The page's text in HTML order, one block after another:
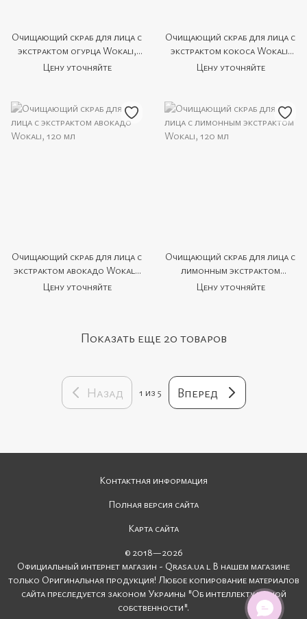
Очищающий скраб для лица с
экстрактом огурца Wokali,
120 мл
Цену уточняйте
Очищающий скраб для лица с
экстрактом кокоса Wokali,
120 мл
Цену уточняйте
Очищающий скраб для лица с
экстрактом авокадо Wokali,
120 мл
Цену уточняйте
Очищающий скраб для лица с
лимонным экстрактом
Wokali, 120 мл
Цену уточняйте
Показать еще 20 товаров
Назад 1 из 5 Вперед
Контактная информация
Полная версия сайта
Карта сайта
© 2018—2026
Официальный интернет магазин - Qrasa.ua l В нашем магазине
только Оригинальная продукция! Любое копирование материалов
сайта преследуется законом Украины "Об интеллектуальной
собственности".